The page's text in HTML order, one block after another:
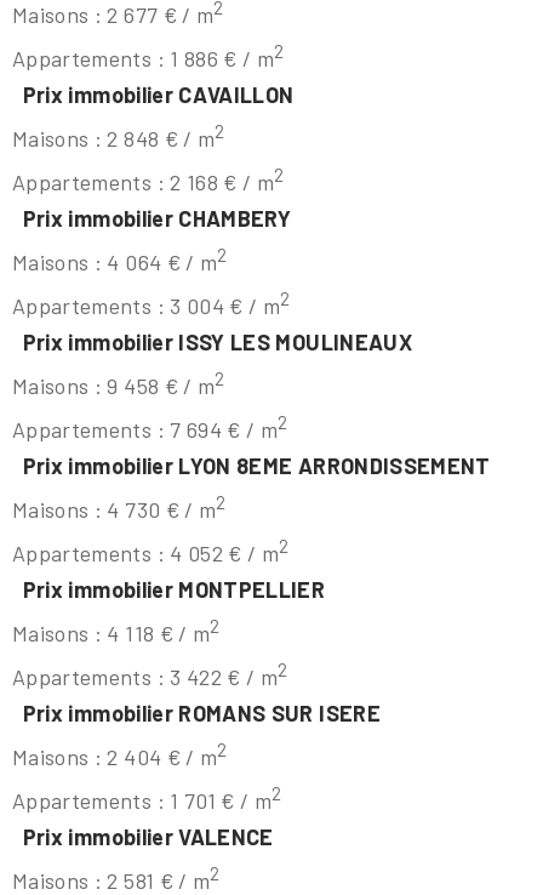
Maisons : 2 677 € / m2
Appartements : 1 886 € / m2
Prix immobilier CAVAILLON
Maisons : 2 848 € / m2
Appartements : 2 168 € / m2
Prix immobilier CHAMBERY
Maisons : 4 064 € / m2
Appartements : 3 004 € / m2
Prix immobilier ISSY LES MOULINEAUX
Maisons : 9 458 € / m2
Appartements : 7 694 € / m2
Prix immobilier LYON 8EME ARRONDISSEMENT
Maisons : 4 730 € / m2
Appartements : 4 052 € / m2
Prix immobilier MONTPELLIER
Maisons : 4 118 € / m2
Appartements : 3 422 € / m2
Prix immobilier ROMANS SUR ISERE
Maisons : 2 404 € / m2
Appartements : 1 701 € / m2
Prix immobilier VALENCE
Maisons : 2 581 € / m2